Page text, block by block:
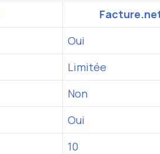
Oui
Limitée
Non
Oui
10